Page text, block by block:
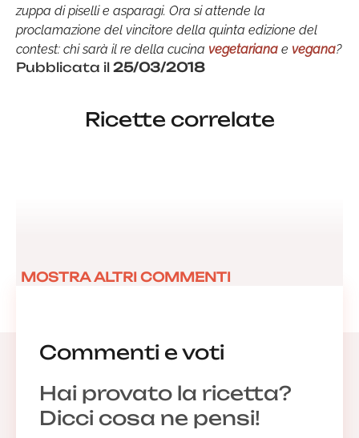
zuppa di piselli e asparagi. Ora si attende la
proclamazione del vincitore della quinta edizione del
contest: chi sarà il re della cucina vegetariana e vegana?
Pubblicata il 25/03/2018
Ricette correlate
Commenti e voti
Hai provato la ricetta?
Dicci cosa ne pensi!
MOSTRA ALTRI COMMENTI